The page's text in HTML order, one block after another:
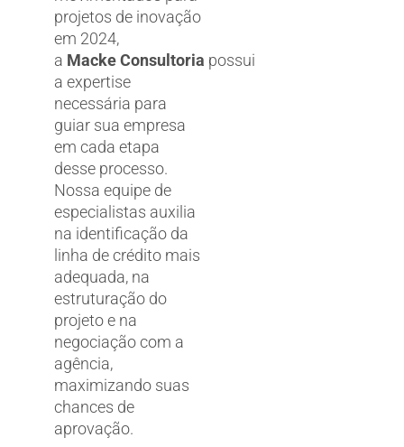
projetos de inovação
em 2024,
a Macke Consultoria possui
a expertise
necessária para
guiar sua empresa
em cada etapa
desse processo.
Nossa equipe de
especialistas auxilia
na identificação da
linha de crédito mais
adequada, na
estruturação do
projeto e na
negociação com a
agência,
maximizando suas
chances de
aprovação.